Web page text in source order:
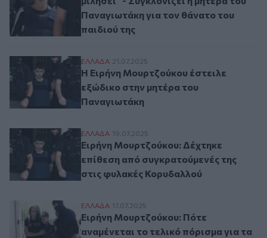
Παναγιωτάκη για τον θάνατο του
παιδιού της
Η Ειρήνη Μουρτζούκου έστειλε εξώδικο
ΕΛΛAΔΑ 21.07.2025
Η Ειρήνη Μουρτζούκου έστειλε
εξώδικο στην μητέρα του
Παναγιωτάκη
Ειρήνη Μουρτζούκου: Δέχτηκε επίθεση
ΕΛΛAΔΑ 19.07.2025
Ειρήνη Μουρτζούκου: Δέχτηκε
επίθεση από συγκρατούμενές της
στις φυλακές Κορυδαλλού
Ειρήνη Μουρτζούκου: Πότε αναμένεται
ΕΛΛAΔΑ 17.07.2025
Ειρήνη Μουρτζούκου: Πότε
αναμένεται το τελικό πόρισμα για τα